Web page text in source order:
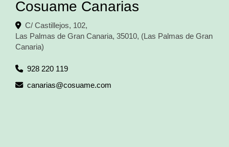
Cosuame Canarias
C/ Castillejos, 102,
Las Palmas de Gran Canaria, 35010, (Las Palmas de Gran
Canaria)
928 220 119
canarias
cosuame.com